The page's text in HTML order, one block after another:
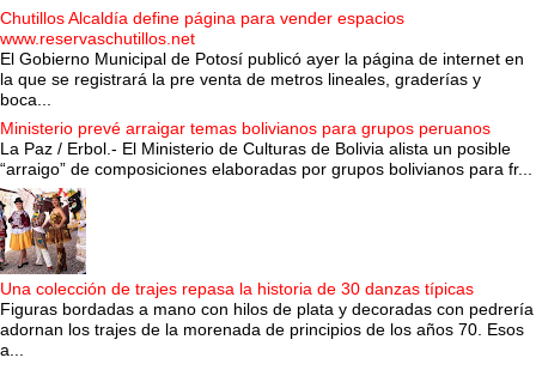
Chutillos Alcaldía define página para vender espacios
www.reservaschutillos.net
El Gobierno Municipal de Potosí publicó ayer la página de internet en
la que se registrará la pre venta de metros lineales, graderías y
boca...
Ministerio prevé arraigar temas bolivianos para grupos peruanos
La Paz / Erbol.- El Ministerio de Culturas de Bolivia alista un posible
“arraigo” de composiciones elaboradas por grupos bolivianos para fr...
Una colección de trajes repasa la historia de 30 danzas típicas
Figuras bordadas a mano con hilos de plata y decoradas con pedrería
adornan los trajes de la morenada de principios de los años 70. Esos
a...